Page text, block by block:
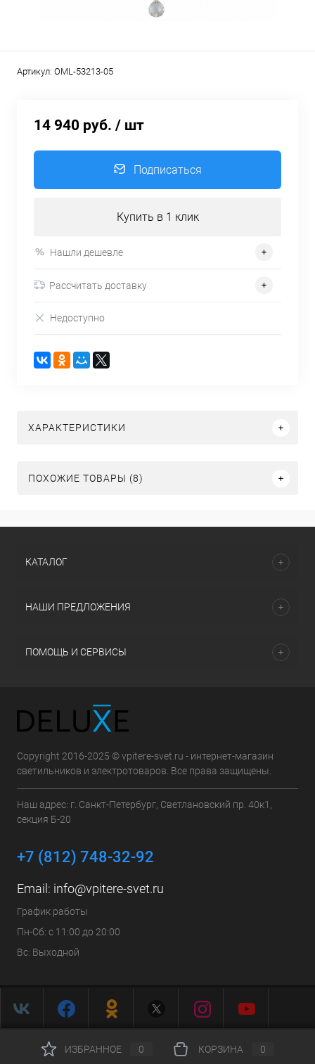
Артикул: OML-53213-05
14 940 руб. / шт
Подписаться
Купить в 1 клик
Нашли дешевле
Рассчитать доставку
Недоступно
ХАРАКТЕРИСТИКИ
ПОХОЖИЕ ТОВАРЫ (8)
КАТАЛОГ
НАШИ ПРЕДЛОЖЕНИЯ
ПОМОЩЬ И СЕРВИСЫ
Copyright 2016-2025 © vpitere-svet.ru - интернет-магазин
светильников и электротоваров. Все права защищены.
Наш адрес: г. Санкт-Петербург, Светлановский пр. 40к1,
секция Б-20
+7 (812) 748-32-92
Email: info@vpitere-svet.ru
График работы
Пн-Сб: с 11:00 до 20:00
Вс: Выходной
ИЗБРАННОЕ 0 КОРЗИНА 0